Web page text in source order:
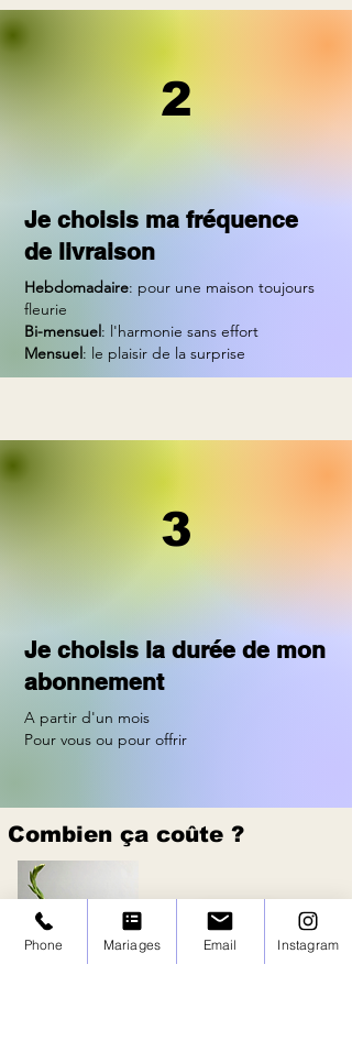
2
Je choisis ma fréquence
de livraison
Hebdomadaire: pour une maison toujours
fleurie
Bi-mensuel: l'harmonie sans effort
Mensuel: le plaisir de la surprise
3
Je choisis la durée de mon
abonnement
A partir d'un mois
Pour vous ou pour offrir
Combien ça coûte ?
Standard
Phone Mariages Email Instagram